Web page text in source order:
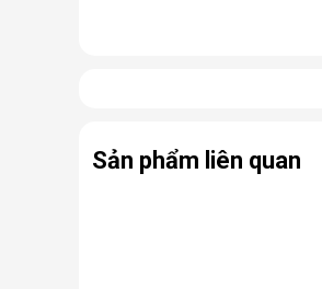
Nhưng thực chất, đây là một
Sản phẩm liên quan